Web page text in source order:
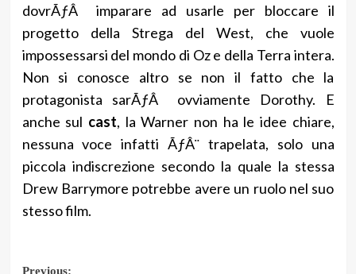
dovrÃƒÂ imparare ad usarle per bloccare il
progetto della Strega del West, che vuole
impossessarsi del mondo di Oz e della Terra intera.
Non si conosce altro se non il fatto che la
protagonista sarÃƒÂ ovviamente Dorothy. E
anche sul cast, la Warner non ha le idee chiare,
nessuna voce infatti ÃƒÂ¨ trapelata, solo una
piccola indiscrezione secondo la quale la stessa
Drew Barrymore potrebbe avere un ruolo nel suo
stesso film.
Previous: